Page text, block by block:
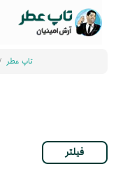
تاپ عطر
فیلتر